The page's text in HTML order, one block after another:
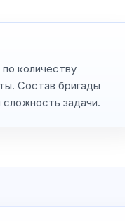
количеству
Состав бригады
задачи.